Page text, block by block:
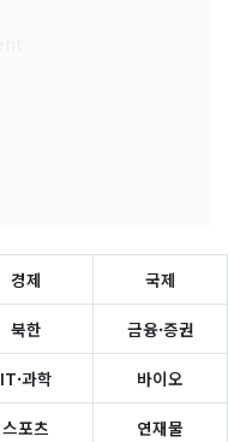
경제 국제
북한 금융·증권
IT·과학 바이오
스포츠 연재물